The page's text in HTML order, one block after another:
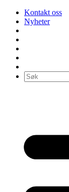
Kontakt oss
Nyheter